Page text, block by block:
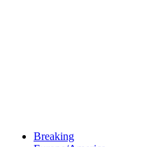
Breaking